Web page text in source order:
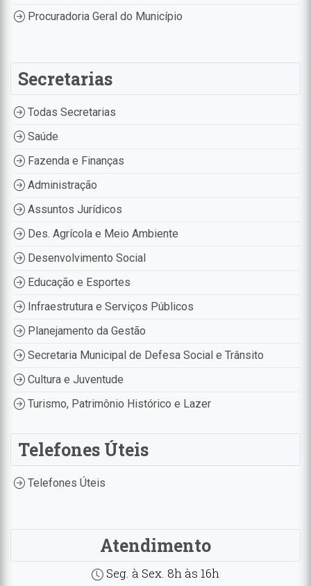
Procuradoria Geral do Município
Secretarias
Todas Secretarias
Saúde
Fazenda e Finanças
Administração
Assuntos Jurídicos
Des. Agrícola e Meio Ambiente
Desenvolvimento Social
Educação e Esportes
Infraestrutura e Serviços Públicos
Planejamento da Gestão
Secretaria Municipal de Defesa Social e Trânsito
Cultura e Juventude
Turismo, Patrimônio Histórico e Lazer
Telefones Úteis
Telefones Úteis
Atendimento
Seg. à Sex. 8h às 16h